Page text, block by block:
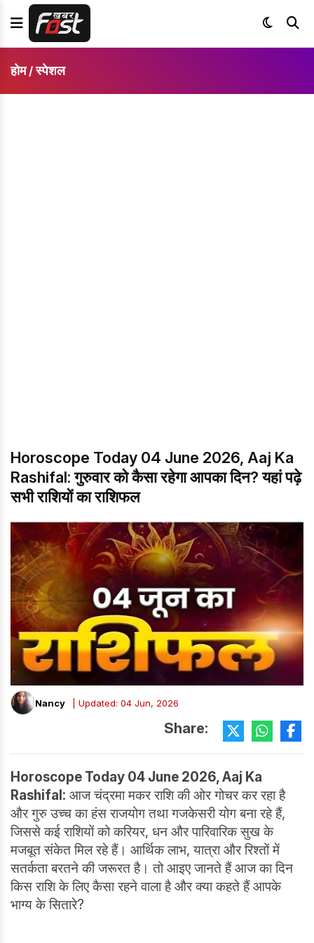
होम/ स्पेशल
Horoscope Today 04 June 2026, Aaj Ka
Rashifal: गुरुवार को कैसा रहेगा आपका दिन? यहां पढ़े
सभी राशियों का राशिफल
Nancy | Updated: 04 Jun, 2026
Share:
Horoscope Today 04 June 2026, Aaj Ka
Rashifal: आज चंद्रमा मकर राशि की ओर गोचर कर रहा है
और गुरु उच्च का हंस राजयोग तथा गजकेसरी योग बना रहे हैं,
जिससे कई राशियों को करियर, धन और पारिवारिक सुख के
मजबूत संकेत मिल रहे हैं। आर्थिक लाभ, यात्रा और रिश्तों में
सतर्कता बरतने की जरूरत है। तो आइए जानते हैं आज का दिन
किस राशि के लिए कैसा रहने वाला है और क्या कहते हैं आपके
भाग्य के सितारे?